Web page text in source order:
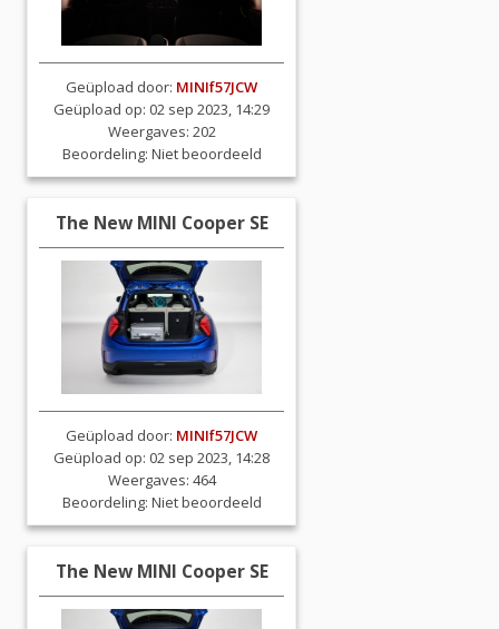
Geüpload door: MINIf57JCW
Geüpload op: 02 sep 2023, 14:29
Weergaves: 202
Beoordeling: Niet beoordeeld
The New MINI Cooper SE
Geüpload door: MINIf57JCW
Geüpload op: 02 sep 2023, 14:28
Weergaves: 464
Beoordeling: Niet beoordeeld
The New MINI Cooper SE